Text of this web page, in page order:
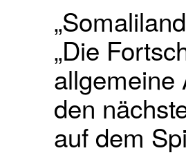
„Die
allgemeine
den
auf dem